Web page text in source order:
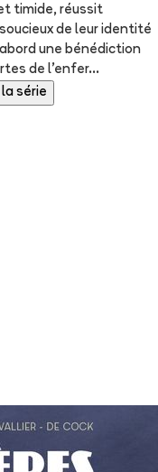
timide, réussit
de leur identité
une bénédiction
de l’enfer…
série